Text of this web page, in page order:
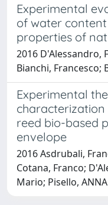
Experimental
of water
properties of
2016 D'Alessandro,
Bianchi, Francesco;
Experimental
reed bio-based
envelope
2016 Asdrubali,
Cotana, Franco;
Mario; Pisello,